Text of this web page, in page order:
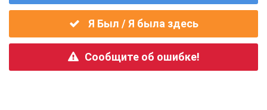
Я Был / Я была здесь
Сообщите об ошибке!